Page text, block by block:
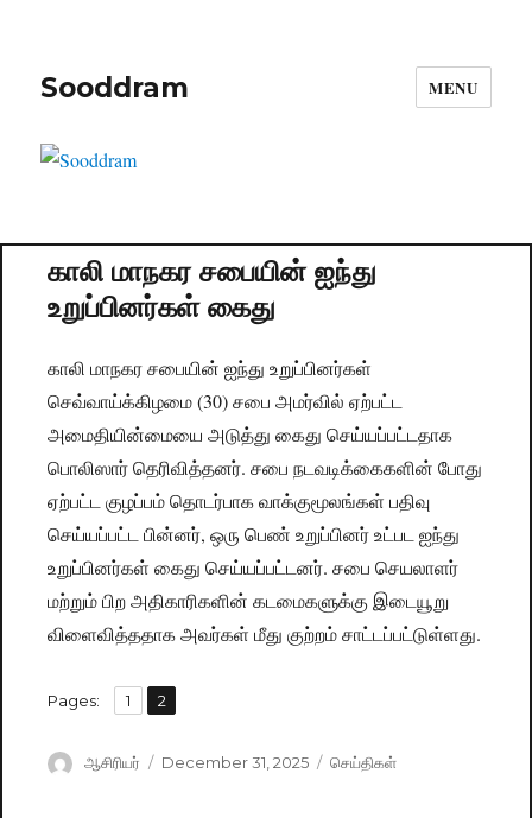
Sooddram MENU
காலி மாநகர சபையின் ஐந்து
உறுப்பினர்கள் கைது
காலி மாநகர சபையின் ஐந்து உறுப்பினர்கள்
செவ்வாய்க்கிழமை (30) சபை அமர்வில் ஏற்பட்ட
அமைதியின்மையை அடுத்து கைது செய்யப்பட்டதாக
பொலிஸார் தெரிவித்தனர். சபை நடவடிக்கைகளின் போது
ஏற்பட்ட குழப்பம் தொடர்பாக வாக்குமூலங்கள் பதிவு
செய்யப்பட்ட பின்னர், ஒரு பெண் உறுப்பினர் உட்பட ஐந்து
உறுப்பினர்கள் கைது செய்யப்பட்டனர். சபை செயலாளர்
மற்றும் பிற அதிகாரிகளின் கடமைகளுக்கு இடையூறு
விளைவித்ததாக அவர்கள் மீது குற்றம் சாட்டப்பட்டுள்ளது.
Pages: Page
1 ,
Page
2
Author
ஆசிரியர்
Posted
December 31, 2025 Categories
செய்திகள்